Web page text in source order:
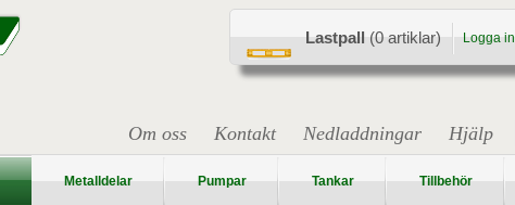
Lastpall (0 artiklar) Logga in
Om oss Kontakt Nedladdningar Hjälp
Metalldelar Pumpar Tankar Tillbehör